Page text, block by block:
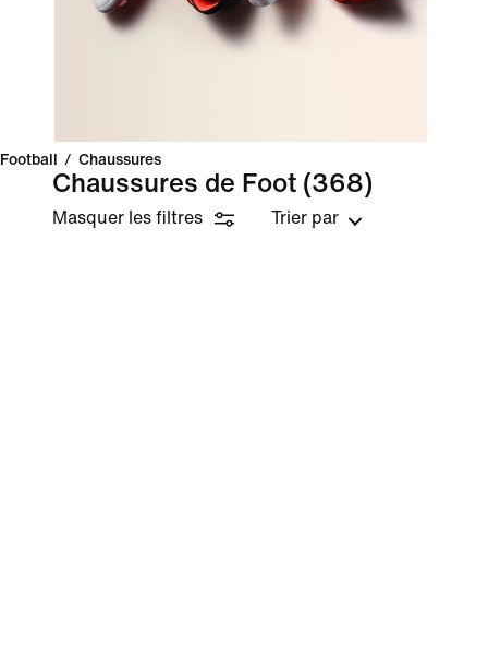
Football / Chaussures
Chaussures de Foot (368)
Masquer les filtres Trier par